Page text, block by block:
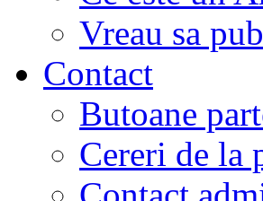
Vreau sa
Contact
Butoane
Cereri de la